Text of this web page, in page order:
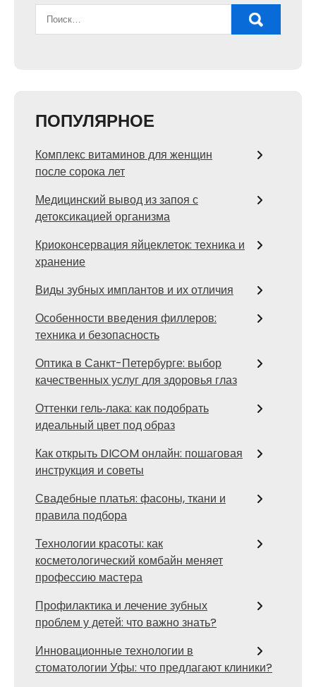
ПОПУЛЯРНОЕ
Комплекс витаминов для женщин
после сорока лет
Медицинский вывод из запоя с
детоксикацией организма
Криоконсервация яйцеклеток: техника и
хранение
Виды зубных имплантов и их отличия
Особенности введения филлеров:
техника и безопасность
Оптика в Санкт-Петербурге: выбор
качественных услуг для здоровья глаз
Оттенки гель‑лака: как подобрать
идеальный цвет под образ
Как открыть DICOM онлайн: пошаговая
инструкция и советы
Свадебные платья: фасоны, ткани и
правила подбора
Технологии красоты: как
косметологический комбайн меняет
профессию мастера
Профилактика и лечение зубных
проблем у детей: что важно знать?
Инновационные технологии в
стоматологии Уфы: что предлагают клиники?